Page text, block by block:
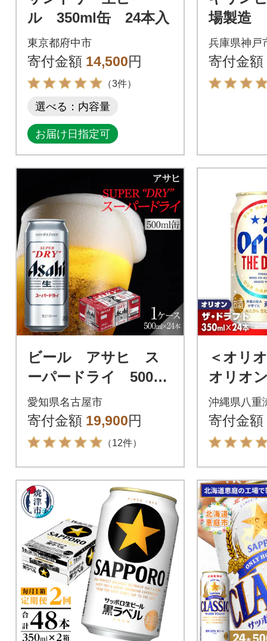
ル 350ml缶 24本入
東京都府中市
寄付金額 14,500円
（3件）
選べる：内容量
お届け日指定可
場製造
り 糖質
パック
(計24本)
兵庫県神戸
寄付金額
ビール アサヒ ス
ーパードライ 500ml
24本
愛知県名古屋市
寄付金額 19,900円
（12件）
＜オリ
オリオ
ト【
沖縄県八重
寄付金額